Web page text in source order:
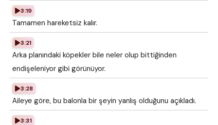
3:19
Tamamen hareketsiz kalır.
3:21
Arka planındaki köpekler bile neler olup bittiğinden
endişeleniyor gibi görünüyor.
3:28
Aileye göre, bu balonla bir şeyin yanlış olduğunu açıkladı.
3:31